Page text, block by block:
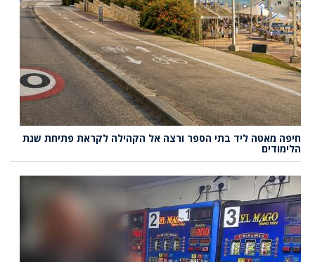
חיפה מאטה ליד בתי הספר ורצה אל הקהילה לקראת פתיחת שנת
הלימודים